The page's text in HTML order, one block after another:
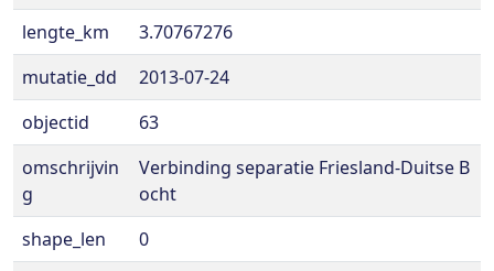
lengte_km
3.70767276
mutatie_dd
2013-07-24
objectid
63
omschrijvin
g
Verbinding separatie Friesland-Duitse B
ocht
shape_len
0